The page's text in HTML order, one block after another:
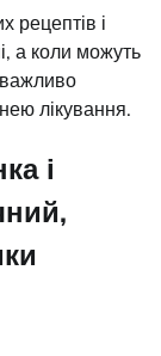
і
а коли можуть
лікування.
і